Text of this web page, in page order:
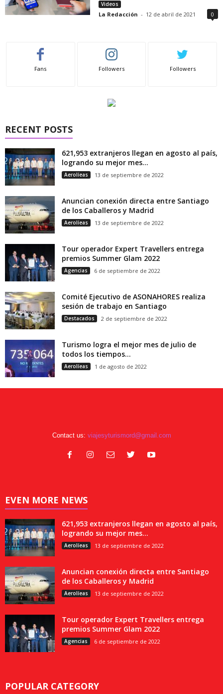
Videos
La Redacción - 12 de abril de 2021 0
Fans Followers Followers
RECENT POSTS
621,953 extranjeros llegan en agosto al país,
logrando su mejor mes...
Aerolíeas 13 de septiembre de 2022
Anuncian conexión directa entre Santiago
de los Caballeros y Madrid
Aerolíeas 13 de septiembre de 2022
Tour operador Expert Travellers entrega
premios Summer Glam 2022
Agencias 6 de septiembre de 2022
Comité Ejecutivo de ASONAHORES realiza
sesión de trabajo en Santiago
Destacados 2 de septiembre de 2022
Turismo logra el mejor mes de julio de
todos los tiempos...
Aerolíeas 1 de agosto de 2022
Contact us: viajesyturismord@gmail.com
EVEN MORE NEWS
621,953 extranjeros llegan en agosto al país,
logrando su mejor mes...
Aerolíeas 13 de septiembre de 2022
Anuncian conexión directa entre Santiago
de los Caballeros y Madrid
Aerolíeas 13 de septiembre de 2022
Tour operador Expert Travellers entrega
premios Summer Glam 2022
Agencias 6 de septiembre de 2022
POPULAR CATEGORY